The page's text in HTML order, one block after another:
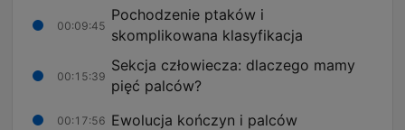
00:09:45
Pochodzenie ptaków i
skomplikowana klasyfikacja
00:15:39
Sekcja człowiecza: dlaczego mamy
pięć palców?
00:17:56 Ewolucja kończyn i palców